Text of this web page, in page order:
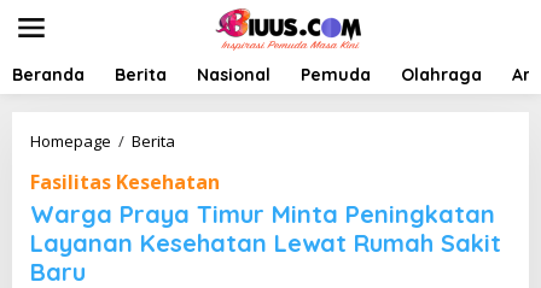
t
Beranda Berita Nasional Pemuda Olahraga
Homepage / Berita
r
g
a
P
Fasilitas Kesehatan
Warga Praya Timur Minta Peningkatan
Layanan Kesehatan Lewat Rumah Sakit
Baru